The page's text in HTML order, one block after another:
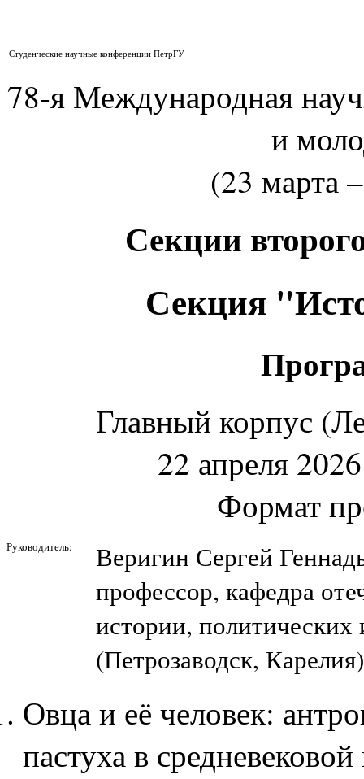
Студенческие научные конференции ПетрГУ
78-я Международная
и
(23 марта
Секции
Секция
Главный корпус
22 апреля
Формат
Руководитель:
Веригин Сергей
профессор, кафедра
истории,
(Петрозаводск, Карелия)
Овца и её человек:
пастуха в